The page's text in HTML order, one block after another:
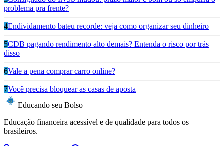
problema pra frente?
4Endividamento bateu recorde: veja como organizar seu dinheiro
5CDB pagando rendimento alto demais? Entenda o risco por trás
disso
6Vale a pena comprar carro online?
7Você precisa bloquear as casas de aposta
Educando seu Bolso
Educação financeira acessível e de qualidade para todos os
brasileiros.